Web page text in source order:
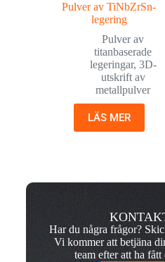
Pulver av TiNbZrSn-
legering
Pulver av
titanbaserade
legeringar, 3D-
utskrift av
metallpulver
LÄS MER
Har du några frågor?
Vi kommer att betjäna
team efter att ha